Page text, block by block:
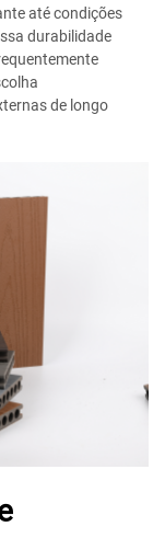
até condições
durabilidade
de longo